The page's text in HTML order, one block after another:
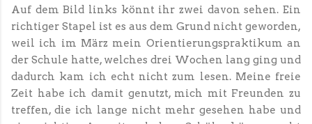
Auf dem Bild links könnt ihr zwei davon sehen. Ein
richtiger Stapel ist es aus dem Grund nicht geworden,
weil ich im März mein Orientierungspraktikum an
der Schule hatte, welches drei Wochen lang ging und
dadurch kam ich echt nicht zum lesen. Meine freie
Zeit habe ich damit genutzt, mich mit Freunden zu
treffen, die ich lange nicht mehr gesehen habe und